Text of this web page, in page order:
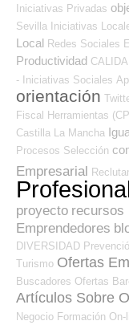
Iniciativas Privadas
Sevilla Iniciativas
Local Redes Sociales
Productividad
- Iniciativas Sociales
orientación
Fiscal Herramientas
Castilla La Mancha
Procesos Selección
Empresarial
proyecto recursos
Emprendedores
DIVERSIDAD
Turismo Ofertas
Buscadores Ofertas
Artículos Sobre
Negocio Formación On-